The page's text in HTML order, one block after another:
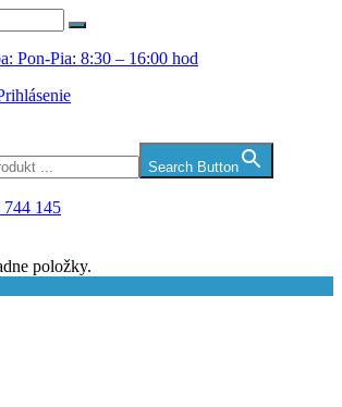
Pon-Pia: 8:30 – 16:00 hod
Search Button
744 145
položky.